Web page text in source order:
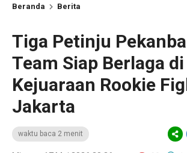
Beranda Berita
Tiga Petinju
Team Siap Berlaga di
Kejuaraan Rookie
Jakarta
waktu baca 2 menit